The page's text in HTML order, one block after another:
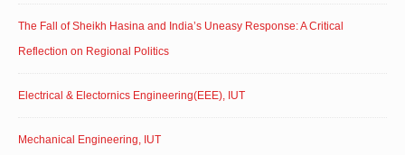
The Fall of Sheikh Hasina and India’s Uneasy Response: A Critical
Reflection on Regional Politics
Electrical & Electornics Engineering(EEE), IUT
Mechanical Engineering, IUT